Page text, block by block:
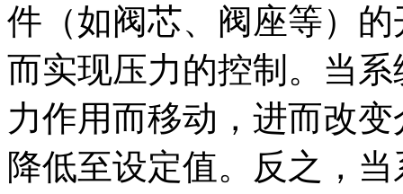
件（如阀芯、阀座等）
而实现压力的控制。当
力作用而移动，进而改
降低至设定值。反之，